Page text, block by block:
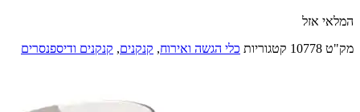
המלאי אזל
מק"ט 10778 קטגוריות כלי הגשה ואירוח, קנקנים, קנקנים ודיספנסרים